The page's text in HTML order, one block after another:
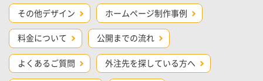
その他デザイン ホームページ制作事例
料金について 公開までの流れ
よくあるご質問 外注先を探している方へ